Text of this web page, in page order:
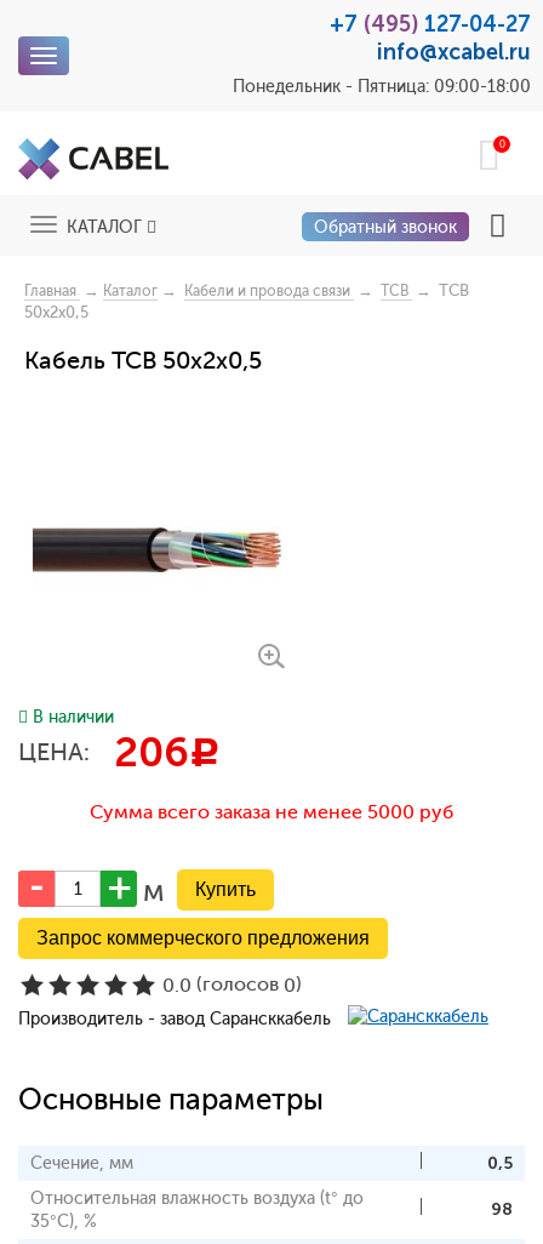
Toggle
+7 (495) 127-04-27
info@xcabel.ru
Понедельник - Пятница: 09:00-18:00
0
ToggleКАТАЛОГ Обратный звонок
Главная → Каталог → Кабели и провода связи → ТСВ → ТСВ
50x2x0,5
Кабель ТСВ 50x2x0,5
В наличии
ЦЕНА: 206c
Сумма всего заказа не менее 5000 руб
м
Запрос коммерческого предложения
0.0 (голосов 0)
Производитель - завод Сарансккабель
Основные параметры
Сечение, мм
0,5
Относительная влажность воздуха (t° до
35°С), %
98